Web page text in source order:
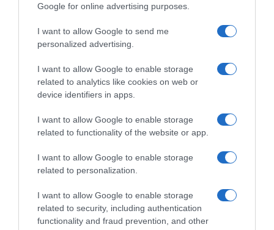
Google for online advertising purposes.
I want to allow Google to send me
personalized advertising.
I want to allow Google to enable storage
related to analytics like cookies on web or
device identifiers in apps.
I want to allow Google to enable storage
related to functionality of the website or app.
I want to allow Google to enable storage
related to personalization.
I want to allow Google to enable storage
related to security, including authentication
functionality and fraud prevention, and other
MEDIA